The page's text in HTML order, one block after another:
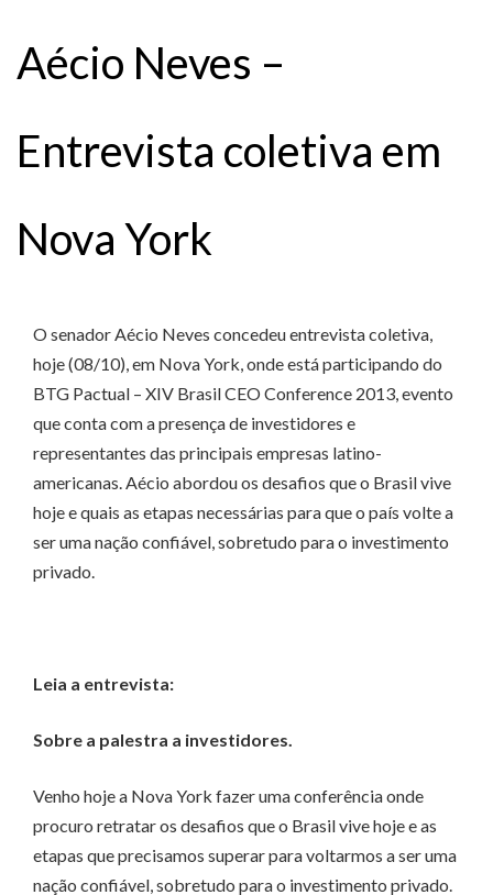
Aécio Neves –
Entrevista coletiva em
Nova York
O senador Aécio Neves concedeu entrevista coletiva,
hoje (08/10), em Nova York, onde está participando do
BTG Pactual – XIV Brasil CEO Conference 2013, evento
que conta com a presença de investidores e
representantes das principais empresas latino-
americanas. Aécio abordou os desafios que o Brasil vive
hoje e quais as etapas necessárias para que o país volte a
ser uma nação confiável, sobretudo para o investimento
privado.
Leia a entrevista:
Sobre a palestra a investidores.
Venho hoje a Nova York fazer uma conferência onde
procuro retratar os desafios que o Brasil vive hoje e as
etapas que precisamos superar para voltarmos a ser uma
nação confiável, sobretudo para o investimento privado.